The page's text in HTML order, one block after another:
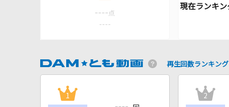
---- 点
----
再生回数ランキング
1 2